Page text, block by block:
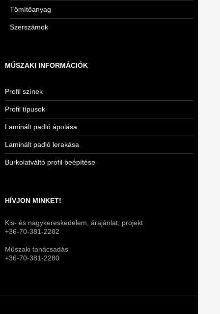
Tömítőanyag
Szerszámok
MŰSZAKI INFORMÁCIÓK
Profil színek
Profil típusok
Laminált padló ápolása
Laminált padló lerakása
Burkolatváltó profil beépítése
HÍVJON MINKET!
Kis- és nagykereskedelem, árajánlat, projekt
+36-70-381-2282
Műszaki tanácsadás
+36-70-381-2280